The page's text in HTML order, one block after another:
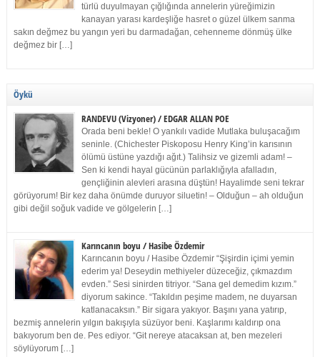
türlü duyulmayan çığlığında annelerin yüreğimizin
kanayan yarası kardeşliğe hasret o güzel ülkem sanma
sakın değmez bu yangın yeri bu darmadağan, cehenneme dönmüş ülke
değmez bir […]
Öykü
RANDEVU (Vizyoner) / EDGAR ALLAN POE
Orada beni bekle! O yankılı vadide Mutlaka buluşacağım
seninle. (Chichester Piskoposu Henry King’in karısının
ölümü üstüne yazdığı ağıt.) Talihsiz ve gizemli adam! –
Sen ki kendi hayal gücünün parlaklığıyla afalladın,
gençliğinin alevleri arasına düştün! Hayalimde seni tekrar
görüyorum! Bir kez daha önümde duruyor siluetin! – Olduğun – ah olduğun
gibi değil soğuk vadide ve gölgelerin […]
Karıncanın boyu / Hasibe Özdemir
Karıncanın boyu / Hasibe Özdemir “Şişirdin içimi yemin
ederim ya! Deseydin methiyeler düzeceğiz, çıkmazdım
evden.” Sesi sinirden titriyor. “Sana gel demedim kızım.”
diyorum sakince. “Takıldın peşime madem, ne duyarsan
katlanacaksın.” Bir sigara yakıyor. Başını yana yatırıp,
bezmiş annelerin yılgın bakışıyla süzüyor beni. Kaşlarımı kaldırıp ona
bakıyorum ben de. Pes ediyor. “Git nereye atacaksan at, ben mezeleri
söylüyorum […]